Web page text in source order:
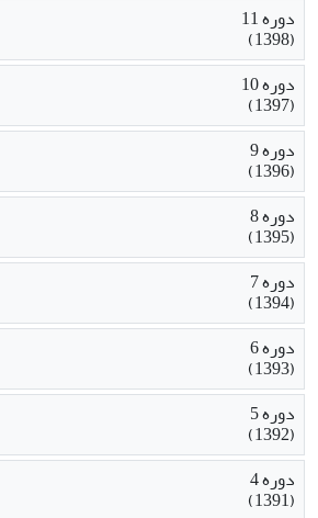
دوره 11
(1398)
دوره 10
(1397)
دوره 9
(1396)
دوره 8
(1395)
دوره 7
(1394)
دوره 6
(1393)
دوره 5
(1392)
دوره 4
(1391)